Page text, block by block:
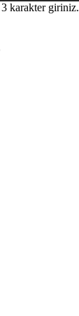
karakter giriniz.